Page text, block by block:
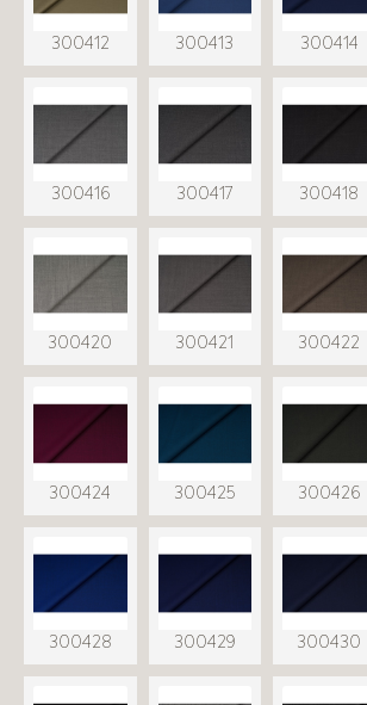
300412 300413 300414
300416 300417 300418
300420 300421 300422
300424 300425 300426
300428 300429 300430